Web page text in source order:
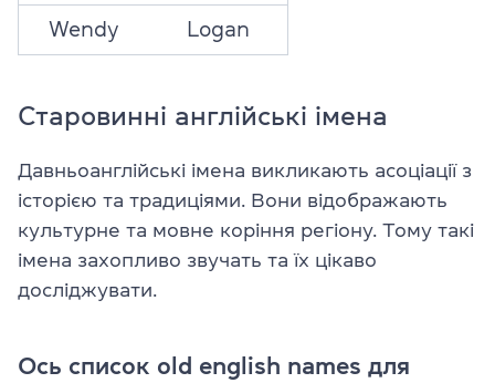
Wendy Logan
Старовинні англійські імена
Давньоанглійські імена викликають асоціації з
історією та традиціями. Вони відображають
культурне та мовне коріння регіону. Тому такі
імена захопливо звучать та їх цікаво
досліджувати.
Ось список old english names для